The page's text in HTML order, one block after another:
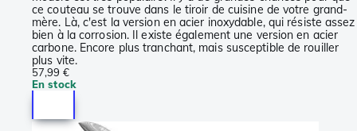
ce couteau se trouve dans le tiroir de cuisine de votre grand-
mère. Là, c'est la version en acier inoxydable, qui résiste assez
bien à la corrosion. Il existe également une version en acier
carbone. Encore plus tranchant, mais susceptible de rouiller
plus vite.
57,99 €
En stock